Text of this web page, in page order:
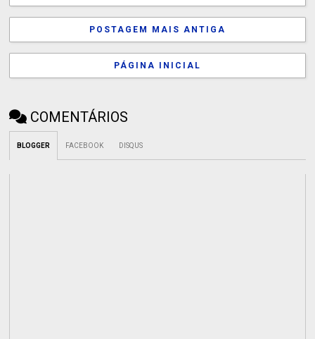
POSTAGEM MAIS ANTIGA
PÁGINA INICIAL
COMENTÁRIOS
BLOGGER FACEBOOK DISQUS